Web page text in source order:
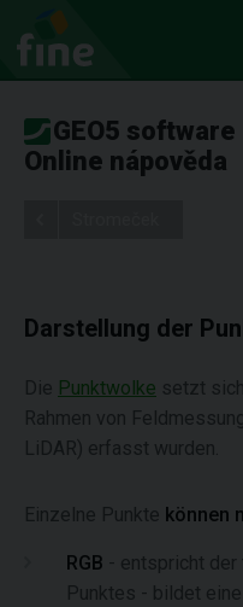
GEO5 software
Online nápověda
Darstellung der
Die Punktwolke setzt
Rahmen von
LiDAR) erfasst wurden.
Einzelne Punkte können
RGB - entspricht der
Punktes - bildet